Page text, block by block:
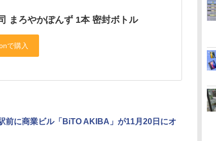
まろやかぽんず 1本 密封ボトル
前に商業ビル「BiTO AKIBA」が11月20日にオ